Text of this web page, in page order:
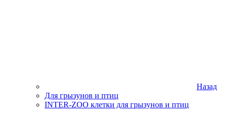
Назад
Для грызунов и птиц
INTER-ZOO клетки для грызунов и птиц